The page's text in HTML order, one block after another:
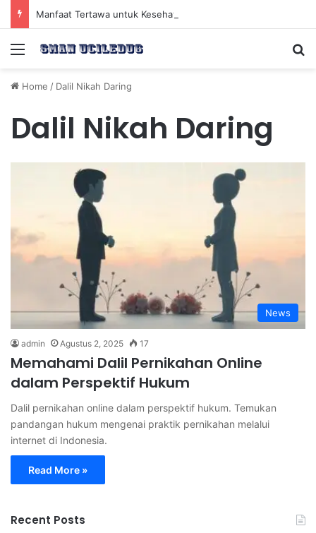
Menu
Home / Dalil Nikah Daring
Dalil Nikah Daring
News
admin Agustus 2, 2025 17
Memahami Dalil Pernikahan Online
dalam Perspektif Hukum
Dalil pernikahan online dalam perspektif hukum. Temukan
pandangan hukum mengenai praktik pernikahan melalui
internet di Indonesia.
Read More »
Recent Posts